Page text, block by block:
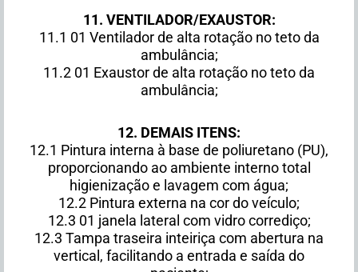
11. VENTILADOR/EXAUSTOR:
11.1 01 Ventilador de alta rotação no teto da
ambulância;
11.2 01 Exaustor de alta rotação no teto da
ambulância;
12. DEMAIS ITENS:
12.1 Pintura interna à base de poliuretano (PU),
proporcionando ao ambiente interno total
higienização e lavagem com água;
12.2 Pintura externa na cor do veículo;
12.3 01 janela lateral com vidro corrediço;
12.3 Tampa traseira inteiriça com abertura na
vertical, facilitando a entrada e saída do